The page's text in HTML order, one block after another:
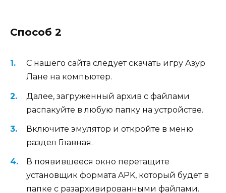
Способ 2
С нашего сайта следует скачать игру Азур
Лане на компьютер.
Далее, загруженный архив с файлами
распакуйте в любую папку на устройстве.
Включите эмулятор и откройте в меню
раздел Главная.
В появившееся окно перетащите
установщик формата APK, который будет в
папке с разархивированными файлами.